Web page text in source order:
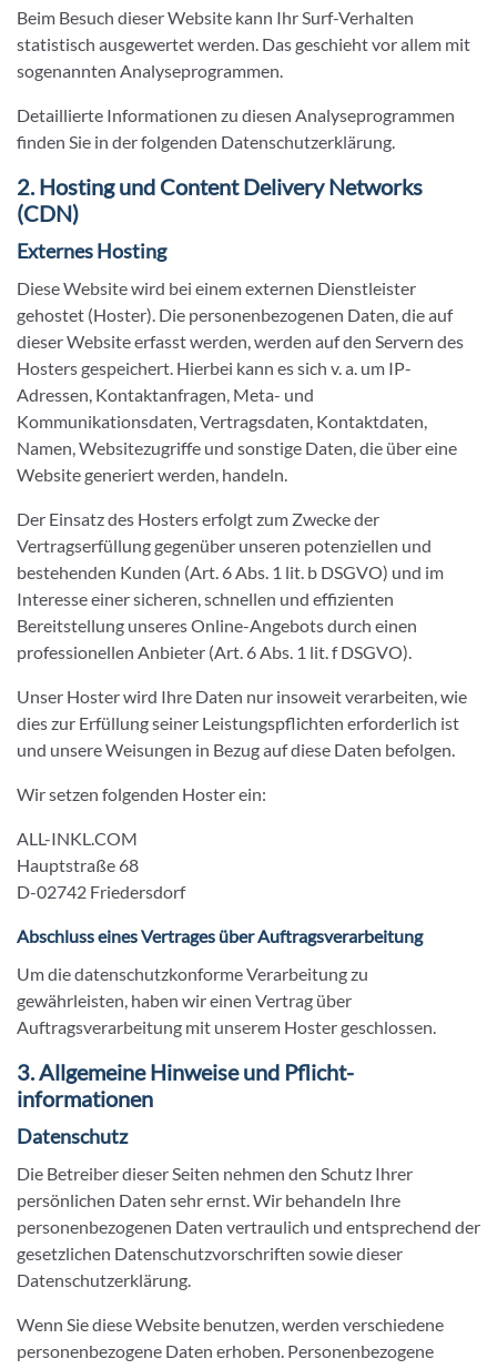
Beim Besuch dieser Website kann Ihr Surf-Verhalten
statistisch ausgewertet werden. Das geschieht vor allem mit
sogenannten Analyseprogrammen.
Detaillierte Informationen zu diesen Analyseprogrammen
finden Sie in der folgenden Datenschutzerklärung.
2. Hosting und Content Delivery Networks
(CDN)
Externes Hosting
Diese Website wird bei einem externen Dienstleister
gehostet (Hoster). Die personenbezogenen Daten, die auf
dieser Website erfasst werden, werden auf den Servern des
Hosters gespeichert. Hierbei kann es sich v. a. um IP-
Adressen, Kontaktanfragen, Meta- und
Kommunikationsdaten, Vertragsdaten, Kontaktdaten,
Namen, Websitezugriffe und sonstige Daten, die über eine
Website generiert werden, handeln.
Der Einsatz des Hosters erfolgt zum Zwecke der
Vertragserfüllung gegenüber unseren potenziellen und
bestehenden Kunden (Art. 6 Abs. 1 lit. b DSGVO) und im
Interesse einer sicheren, schnellen und effizienten
Bereitstellung unseres Online-Angebots durch einen
professionellen Anbieter (Art. 6 Abs. 1 lit. f DSGVO).
Unser Hoster wird Ihre Daten nur insoweit verarbeiten, wie
dies zur Erfüllung seiner Leistungspflichten erforderlich ist
und unsere Weisungen in Bezug auf diese Daten befolgen.
Wir setzen folgenden Hoster ein:
ALL-INKL.COM
Hauptstraße 68
D-02742 Friedersdorf
Abschluss eines Vertrages über Auftragsverarbeitung
Um die datenschutzkonforme Verarbeitung zu
gewährleisten, haben wir einen Vertrag über
Auftragsverarbeitung mit unserem Hoster geschlossen.
3. Allgemeine Hinweise und Pflicht­
informationen
Datenschutz
Die Betreiber dieser Seiten nehmen den Schutz Ihrer
persönlichen Daten sehr ernst. Wir behandeln Ihre
personenbezogenen Daten vertraulich und entsprechend der
gesetzlichen Datenschutzvorschriften sowie dieser
Datenschutzerklärung.
Wenn Sie diese Website benutzen, werden verschiedene
personenbezogene Daten erhoben. Personenbezogene